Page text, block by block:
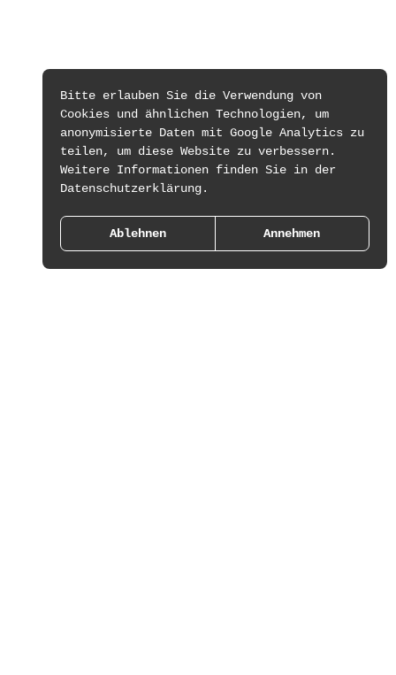
Bitte erlauben Sie die Verwendung von
Cookies und ähnlichen Technologien, um
anonymisierte Daten mit Google Analytics zu
teilen, um diese Website zu verbessern.
Weitere Informationen finden Sie in der
Datenschutzerklärung.
Ablehnen Annehmen